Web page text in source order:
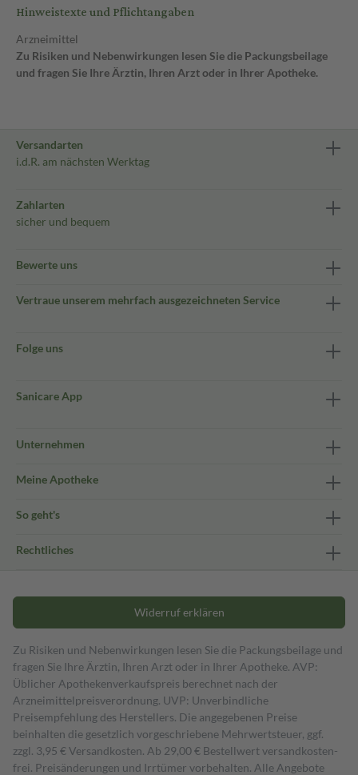
Hinweistexte und Pflichtangaben
Arzneimittel
Zu Risiken und Nebenwirkungen lesen Sie die Packungsbeilage
und fragen Sie Ihre Ärztin, Ihren Arzt oder in Ihrer Apotheke.
Versandarten
i.d.R. am nächsten Werktag
Zahlarten
sicher und bequem
Bewerte uns
Vertraue unserem mehrfach ausgezeichneten Service
Folge uns
Sanicare App
Unternehmen
Meine Apotheke
So geht's
Rechtliches
Widerruf erklären
Zu Risiken und Nebenwirkungen lesen Sie die Packungsbeilage und
fragen Sie Ihre Ärztin, Ihren Arzt oder in Ihrer Apotheke. AVP:
Üblicher Apothekenverkaufspreis berechnet nach der
Arzneimittelpreisverordnung. UVP: Unverbindliche
Preisempfehlung des Herstellers. Die angegebenen Preise
beinhalten die gesetzlich vorgeschriebene Mehrwertsteuer, ggf.
zzgl. 3,95 € Versandkosten. Ab 29,00 € Bestell­wert versand­kosten­
frei. Preisänderungen und Irrtümer vorbehalten. Alle Angebote